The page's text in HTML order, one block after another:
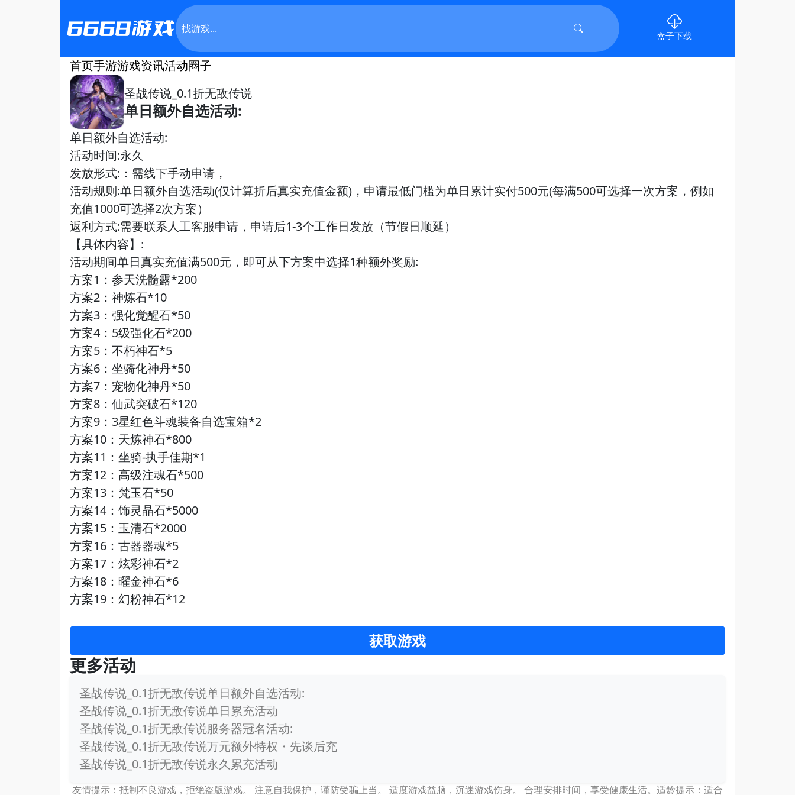
盒子下载
首页手游游戏资讯活动圈子
圣战传说_0.1折无敌传说
单日额外自选活动:
单日额外自选活动:
活动时间:永久
发放形式:：需线下手动申请，
活动规则:单日额外自选活动(仅计算折后真实充值金额)，申请最低门槛为单日累计实付500元(每满500可选择一次方案，例如
充值1000可选择2次方案）
返利方式:需要联系人工客服申请，申请后1-3个工作日发放（节假日顺延）
【具体内容】:
活动期间单日真实充值满500元，即可从下方案中选择1种额外奖励:
方案1：参天洗髓露*200
方案2：神炼石*10
方案3：强化觉醒石*50
方案4：5级强化石*200
方案5：不朽神石*5
方案6：坐骑化神丹*50
方案7：宠物化神丹*50
方案8：仙武突破石*120
方案9：3星红色斗魂装备自选宝箱*2
方案10：天炼神石*800
方案11：坐骑-执手佳期*1
方案12：高级注魂石*500
方案13：梵玉石*50
方案14：饰灵晶石*5000
方案15：玉清石*2000
方案16：古器器魂*5
方案17：炫彩神石*2
方案18：曜金神石*6
方案19：幻粉神石*12
获取游戏
更多活动
圣战传说_0.1折无敌传说单日额外自选活动:
圣战传说_0.1折无敌传说单日累充活动
圣战传说_0.1折无敌传说服务器冠名活动:
圣战传说_0.1折无敌传说万元额外特权・先谈后充
圣战传说_0.1折无敌传说永久累充活动
友情提示：抵制不良游戏，拒绝盗版游戏。 注意自我保护，谨防受骗上当。 适度游戏益脑，沉迷游戏伤身。 合理安排时间，享受健康生活。适龄提示：适合